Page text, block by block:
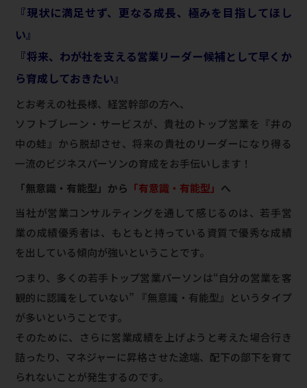
『現状に満足せず、更なる成長、極みを目指してほし
い』
『将来、わが社を支える営業リーダー候補として早くか
ら育成しておきたい』
とお考えの社長様、経営幹部の方へ、
ソフトブレーン・サービスが、貴社のトップ営業を『井の
中の蛙』から脱却させ、将来の貴社のリーダーになり得る
一流のビジネスパーソンの育成をお手伝いします！
「無意識・有能型」から 「有意識・有能型」 へ
当社が営業コンサルティングを通して感じるのは、若手営
業の成績優秀者は、もともと持っている資質で優秀な成績
を出している傾向が強いということです。
つまり、多くの若手トップ営業パーソンは“自分の営業を客
観的に認識をしていない” 『無意識・有能型』というタイプ
が多いということです。
そのために、さらに営業成績を上げようと考えた場合行き
詰ったり、マネジャーに昇格させた途端、配下の部下を育て
られないことが発生するのです。